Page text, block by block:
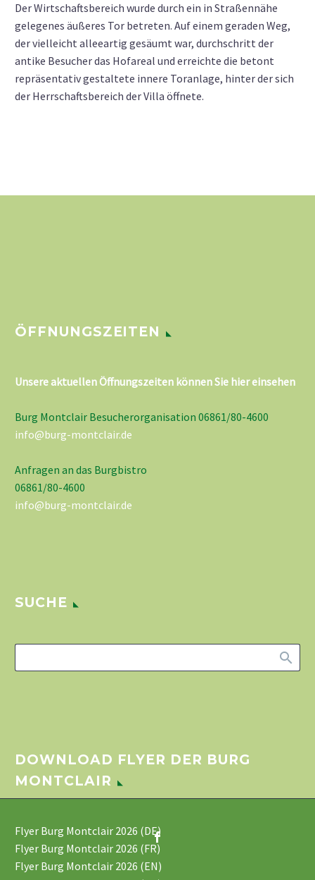
Der Wirtschaftsbereich wurde durch ein in Straßennähe
gelegenes äußeres Tor betreten. Auf einem geraden Weg,
der vielleicht alleeartig gesäumt war, durchschritt der
antike Besucher das Hofareal und erreichte die betont
repräsentativ gestaltete innere Toranlage, hinter der sich
der Herrschaftsbereich der Villa öffnete.
ÖFFNUNGSZEITEN
Unsere aktuellen Öffnungszeiten können Sie hier einsehen
Burg Montclair Besucherorganisation 06861/80-4600
info@burg-montclair.de
Anfragen an das Burgbistro
06861/80-4600
info@burg-montclair.de
SUCHE
DOWNLOAD FLYER DER BURG
MONTCLAIR
Flyer Burg Montclair 2026 (DE)
Flyer Burg Montclair 2026 (FR)
Flyer Burg Montclair 2026 (EN)